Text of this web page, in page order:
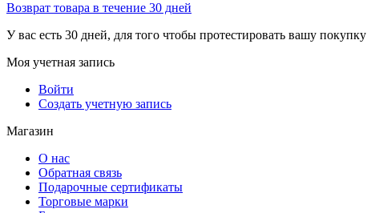
Возврат товара в течение 30 дней
У вас есть 30 дней, для того чтобы протестировать вашу покупку
Моя учетная запись
Войти
Создать учетную запись
Магазин
О нас
Обратная связь
Подарочные сертификаты
Торговые марки